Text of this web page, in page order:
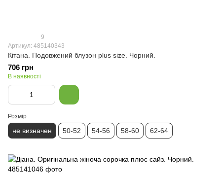
9
Артикул: 485140343
Кітана. Подовжений блузон plus size. Чорний.
706 грн
В наявності
Розмір
не визначен 50-52 54-56 58-60 62-64